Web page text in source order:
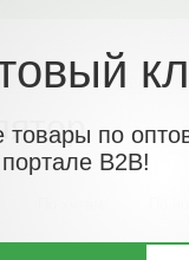
-
товары по
B2B!